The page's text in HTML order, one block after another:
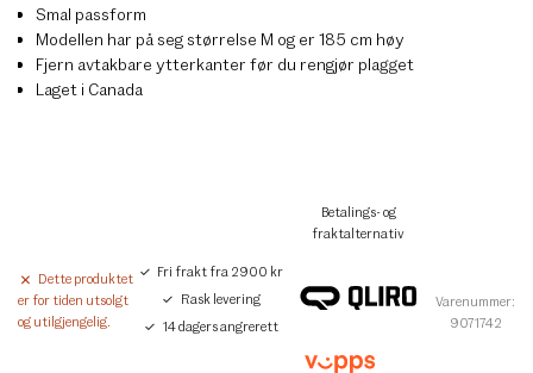
Smal passform
Modellen har på seg størrelse M og er 185 cm høy
Fjern avtakbare ytterkanter før du rengjør plagget
Laget i Canada
Dette produktet
er for tiden utsolgt
og utilgjengelig.
Fri frakt fra 2900 kr
Rask levering
14 dagers angrerett
Betalings- og
fraktalternativ
Varenummer:
9071742